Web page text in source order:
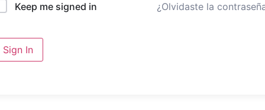
Keep me signed in ¿Olvidaste la
Sign In